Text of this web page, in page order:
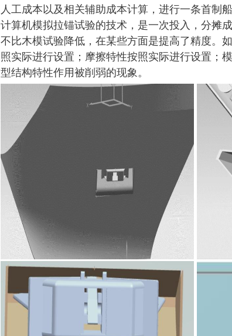
人工成本以及相关辅助成本计算，进行一条首制
计算机模拟拉锚试验的技术，是一次投入，分摊
不比木模试验降低，在某些方面是提高了精度。
照实际进行设置；摩擦特性按照实际进行设置；
型结构特性作用被削弱的现象。